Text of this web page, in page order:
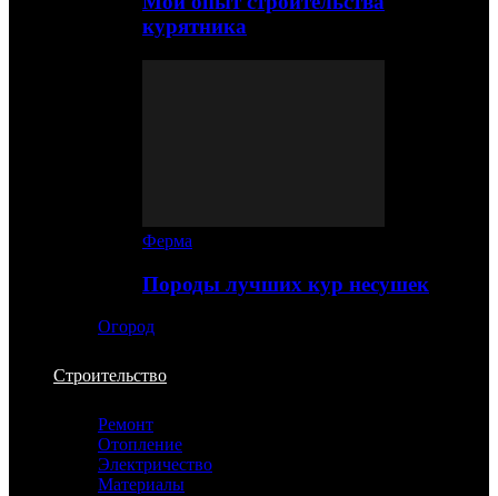
курятника
Ферма
Породы лучших кур несушек
Огород
Строительство
Ремонт
Отопление
Электричество
Материалы